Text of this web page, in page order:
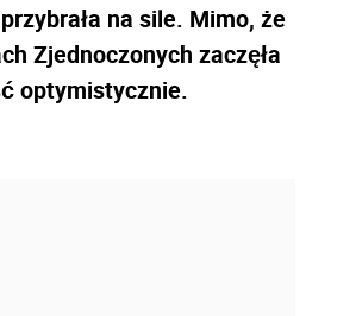
na sile. Mimo, że
Zjednoczonych zaczęła
optymistycznie.